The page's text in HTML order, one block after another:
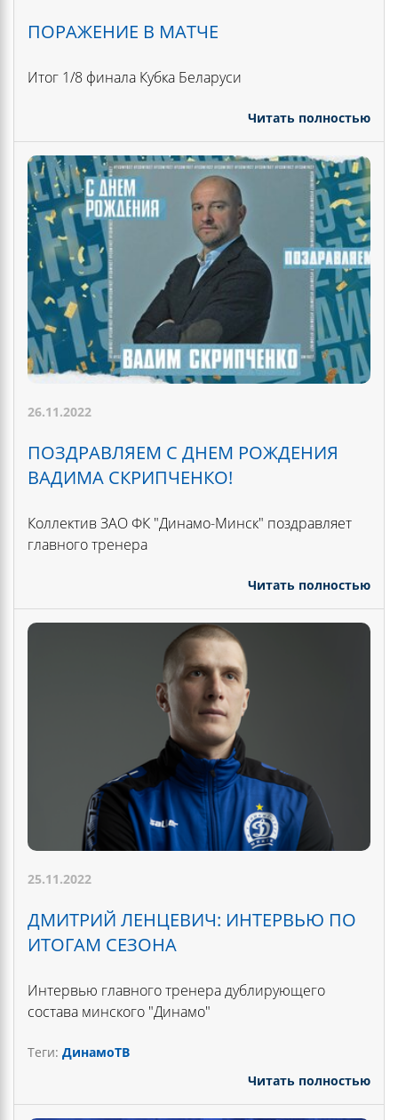
ПОРАЖЕНИЕ В МАТЧЕ
Итог 1/8 финала Кубка Беларуси
Читать полностью
26.11.2022
ПОЗДРАВЛЯЕМ С ДНЕМ РОЖДЕНИЯ
ВАДИМА СКРИПЧЕНКО!
Коллектив ЗАО ФК "Динамо-Минск" поздравляет
главного тренера
Читать полностью
25.11.2022
ДМИТРИЙ ЛЕНЦЕВИЧ: ИНТЕРВЬЮ ПО
ИТОГАМ СЕЗОНА
Интервью главного тренера дублирующего
состава минского "Динамо"
Теги: ДинамоТВ
Читать полностью